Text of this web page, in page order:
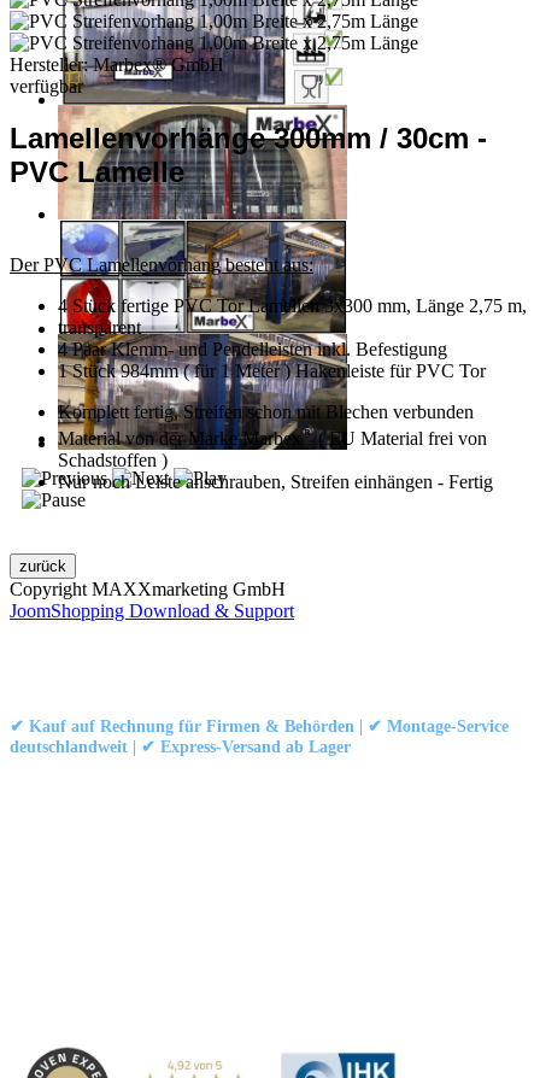
Hersteller:Marbex® GmbH
verfügbar
Lamellenvorhänge 300mm / 30cm -
PVC Lamelle
Der PVC Lamellenvorhang besteht aus:
4 Stück fertige PVC Tor Lamellen 3x300 mm, Länge 2,75 m,
transparent
4 Paar Klemm- und Pendelleisten inkl. Befestigung
1 Stück 984mm ( für 1 Meter ) Hakenleiste für PVC Tor
Komplett fertig, Streifen schon mit Blechen verbunden
Material von der Marke Marbex®( EU Material frei von
Schadstoffen )
Nur noch Leiste anschrauben, Streifen einhängen - Fertig
Copyright MAXXmarketing GmbH
JoomShopping Download & Support
✔ Kauf auf Rechnung für Firmen & Behörden | ✔ Montage-Service
deutschlandweit | ✔ Express-Versand ab Lager